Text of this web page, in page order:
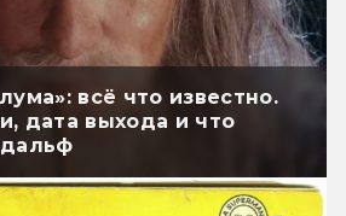
всё что известно.
дата выхода и что